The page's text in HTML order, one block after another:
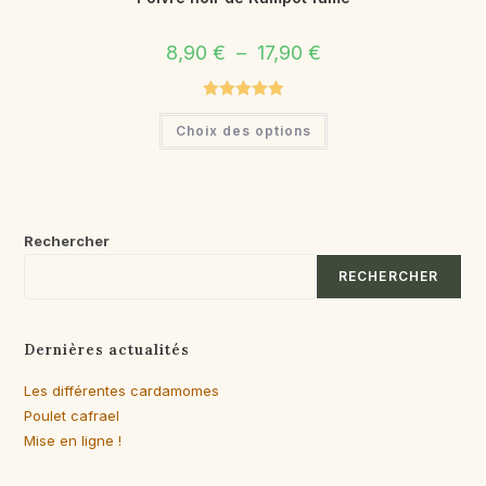
8,90 € – 17,90 €Plage
de
à
Note5.00
sur 5
Choix des options
Ce
a
choisies
sur
page
Rechercher
RECHERCHER
Dernières actualités
Les différentes cardamomes
Poulet cafrael
Mise en ligne !